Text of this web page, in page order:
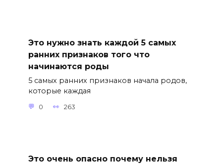
Это нужно знать каждой 5 самых
ранних признаков того что
начинаются роды
5 самых ранних признаков начала родов,
которые каждая
0 263
Это очень опасно почему нельзя